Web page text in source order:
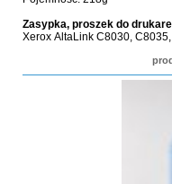
Zasypka, proszek do
Xerox AltaLink C8030,